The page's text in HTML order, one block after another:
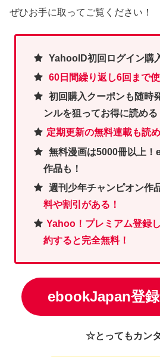
ぜひお手に取ってご覧ください！
YahooID初回ログイン購
60日間繰り返し6回まで使
初回購入クーポンも随時
ンルを狙ってお得に読める
定期更新の無料連載も読め
無料漫画は5000冊以上
作品も！
週刊少年チャンピオン作
料や割引がある！
Yahoo！プレミアム登録
約すると完全無料！
ebookJapan登
☆とってもカン